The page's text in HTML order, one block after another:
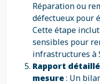
Réparation ou
défectueux pour
Cette étape
sensibles pour
infrastructures à
Rapport
mesure: Un